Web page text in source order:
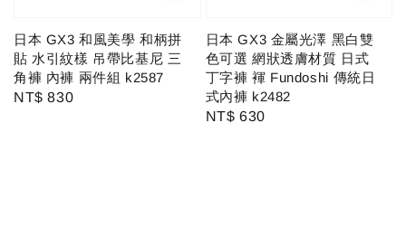
日本 GX3 和風美學 和柄拼
貼 水引紋樣 吊帶比基尼 三
角褲 內褲 兩件組 k2587
Regular
NT$ 830
日本 GX3 金屬光澤 黑白雙
色可選 網狀透膚材質 日式
丁字褲 褌 Fundoshi 傳統日
式內褲 k2482
Regular
NT$ 630